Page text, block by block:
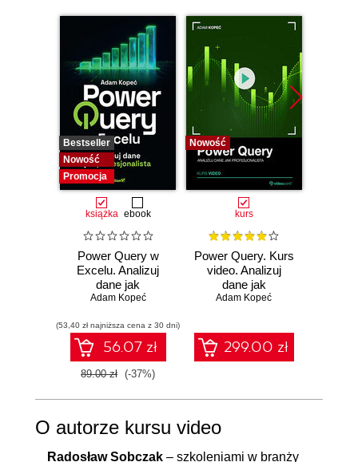
Bestseller
Nowość
Promocja
książka ebook
Power Query w
Excelu. Analizuj
dane jak
profesjonalista
Adam Kopeć
(53,40 zł najniższa cena z 30 dni)
56.07 zł
89.00 zł (-37%)
Nowość
kurs
Power Query. Kurs
video. Analizuj
dane jak
profesjonalista
Adam Kopeć
299.00 zł
O autorze kursu video
Radosław Sobczak – szkoleniami w branży